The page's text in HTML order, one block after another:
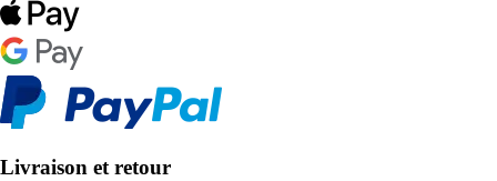
Livraison et retour